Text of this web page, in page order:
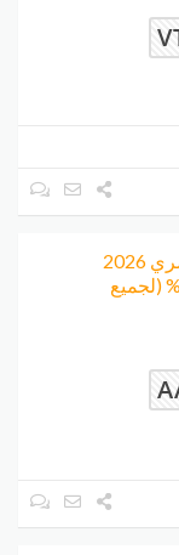
كوبون ديزرت كارت 5% حصري 2026
وخصومات من 50% إلى 70% (لجميع